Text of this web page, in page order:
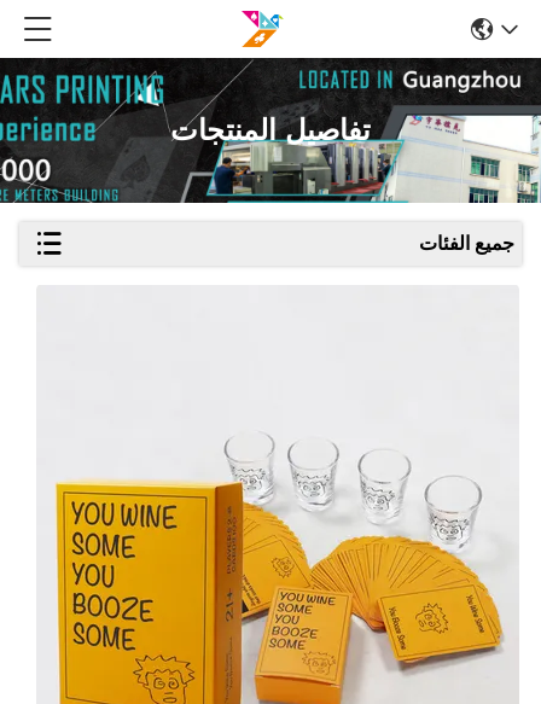
تفاصيل المنتجات
جميع الفئات